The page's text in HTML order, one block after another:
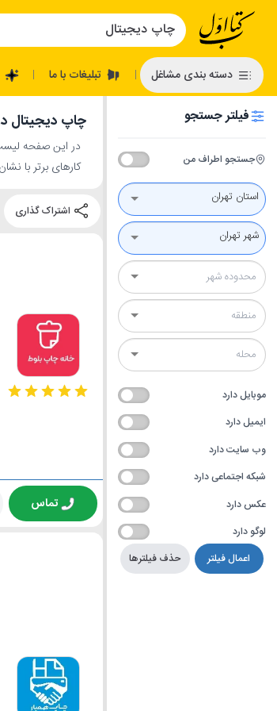
دسته بندی مشاغل | تبلیغات با ما |
فیلتر جستجو
جستجو اطراف من
استان تهران
شهر تهران
موبایل دارد
ایمیل دارد
وب سایت دارد
شبکه اجتماعی دارد
عکس دارد
لوگو دارد
حذف فیلترها
اعمال فیلتر
چاپ دیجیتال
در این صفحه
کارهای برتر با نشان
تماس